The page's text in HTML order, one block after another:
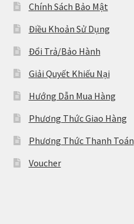
Chính Sách Bảo Mật
Điều Khoản Sử Dụng
Đổi Trả/Bảo Hành
Giải Quyết Khiếu Nại
Hướng Dẫn Mua Hàng
Phương Thức Giao Hàng
Phương Thức Thanh Toán
Voucher